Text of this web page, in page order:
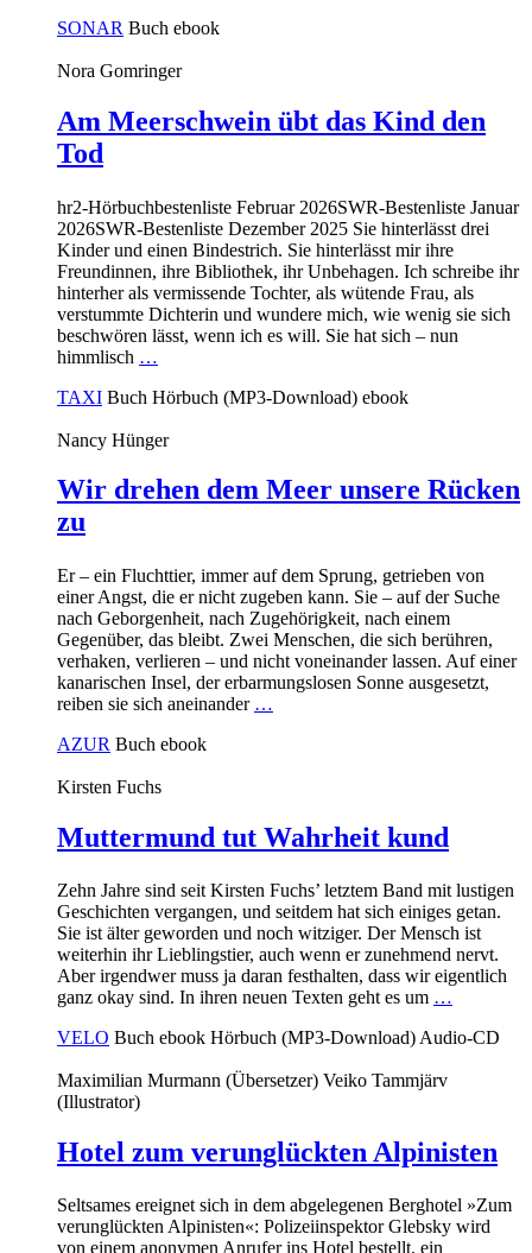
SONAR Buch ebook
Nora Gomringer
Am Meerschwein übt das Kind den
Tod
hr2-Hörbuchbestenliste Februar 2026SWR-Bestenliste Januar
2026SWR-Bestenliste Dezember 2025 Sie hinterlässt drei
Kinder und einen Bindestrich. Sie hinterlässt mir ihre
Freundinnen, ihre Bibliothek, ihr Unbehagen. Ich schreibe ihr
hinterher als vermissende Tochter, als wütende Frau, als
verstummte Dichterin und wundere mich, wie wenig sie sich
beschwören lässt, wenn ich es will. Sie hat sich – nun
himmlisch …
TAXI Buch Hörbuch (MP3-Download) ebook
Nancy Hünger
Wir drehen dem Meer unsere Rücken
zu
Er – ein Fluchttier, immer auf dem Sprung, getrieben von
einer Angst, die er nicht zugeben kann. Sie – auf der Suche
nach Geborgenheit, nach Zugehörigkeit, nach einem
Gegenüber, das bleibt. Zwei Menschen, die sich berühren,
verhaken, verlieren – und nicht voneinander lassen. Auf einer
kanarischen Insel, der erbarmungslosen Sonne ausgesetzt,
reiben sie sich aneinander …
AZUR Buch ebook
Kirsten Fuchs
Muttermund tut Wahrheit kund
Zehn Jahre sind seit Kirsten Fuchs’ letztem Band mit lustigen
Geschichten vergangen, und seitdem hat sich einiges getan.
Sie ist älter geworden und noch witziger. Der Mensch ist
weiterhin ihr Lieblingstier, auch wenn er zunehmend nervt.
Aber irgendwer muss ja daran festhalten, dass wir eigentlich
ganz okay sind. In ihren neuen Texten geht es um …
VELO Buch ebook Hörbuch (MP3-Download) Audio-CD
Maximilian Murmann (Übersetzer) Veiko Tammjärv
(Illustrator)
Hotel zum verunglückten Alpinisten
Seltsames ereignet sich in dem abgelegenen Berghotel »Zum
verunglückten Alpinisten«: Polizeiinspektor Glebsky wird
von einem anonymen Anrufer ins Hotel bestellt, ein